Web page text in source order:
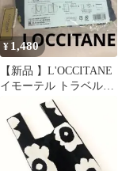
¥ 1,480
【新品 】L'OCCITANE
イモーテル トラベルバ
ッグ エコバッグ